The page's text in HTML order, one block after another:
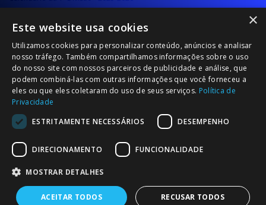
Calendário da 2ª Divisão - Série B - 2025-2026
Calendário da Época
NOTÍCIAS/COMUNICADOS
Notícias
Comunicados
© 2026 Associação Futebol Popular Barcelos
×
Este website usa cookies
Utilizamos cookies para personalizar conteúdo, anúncios e analisar
nosso tráfego. Também compartilhamos informações sobre o uso
do nosso site com nossos parceiros de publicidade e análise, que
podem combiná-las com outras informações que você forneceu a
eles ou que eles coletaram do uso de seus serviços. Política de
Privacidade
ESTRITAMENTE NECESSÁRIOS
DESEMPENHO
DIRECIONAMENTO FUNCIONALIDADE
MOSTRAR DETALHES
ACEITAR TODOS RECUSAR TODOS